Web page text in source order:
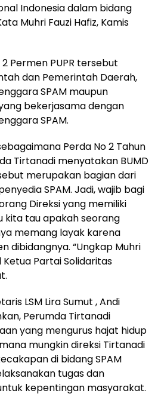
Indonesia dalam bidang
Muhri Fauzi Hafiz, Kamis
Permen PUPR tersebut
dan Pemerintah Daerah,
SPAM maupun
bekerjasama dengan
SPAM.
Perda No 2 Tahun
Tirtanadi menyatakan BUMD
merupakan bagian dari
SPAM. Jadi, wajib bagi
Direksi yang memiliki
kita tau apakah seorang
memang layak karena
dibidangnya. “Ungkap Muhri
Ketua Partai Solidaritas
LSM Lira Sumut , Andi
Perumda Tirtanadi
yang mengurus hajat hidup
mungkin direksi Tirtanadi
di bidang SPAM
tugas dan
kepentingan masyarakat.